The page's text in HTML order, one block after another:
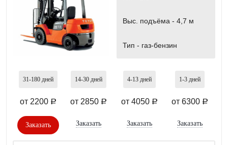
Выс. подъёма - 4,7 м
Тип - газ-бензин
31-180 дней
от 2200 a
Заказать
14-30 дней
от 2850 a
Заказать
4-13 дней
от 4050 a
Заказать
1-3 дней
от 6300 a
Заказать